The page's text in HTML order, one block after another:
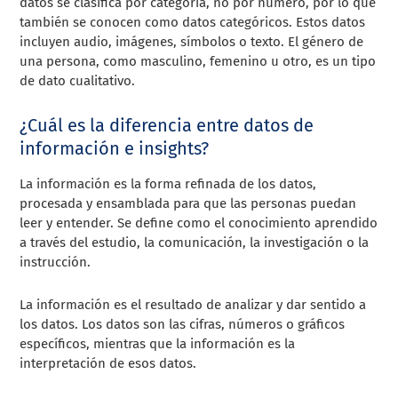
también se conocen como datos categóricos. Estos datos
incluyen audio, imágenes, símbolos o texto. El género de
una persona, como masculino, femenino u otro, es un tipo
de dato cualitativo.
¿Cuál es la diferencia entre datos de
información e insights?
La información es la forma refinada de los datos,
procesada y ensamblada para que las personas puedan
leer y entender. Se define como el conocimiento aprendido
a través del estudio, la comunicación, la investigación o la
instrucción.
La información es el resultado de analizar y dar sentido a
los datos. Los datos son las cifras, números o gráficos
específicos, mientras que la información es la
interpretación de esos datos.